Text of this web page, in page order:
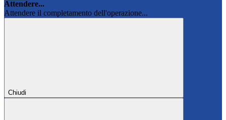
Attendere...
Attendere il completamento dell'operazione...
Chiudi